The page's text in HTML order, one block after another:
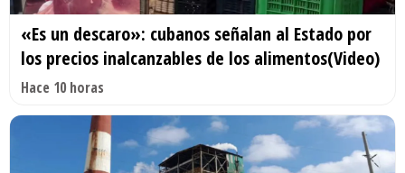
«Es un descaro»: cubanos señalan al Estado por
los precios inalcanzables de los alimentos(Video)
Hace 10 horas